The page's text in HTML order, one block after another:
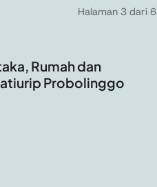
Halaman 3 dari 6
Rumah dan
Probolinggo